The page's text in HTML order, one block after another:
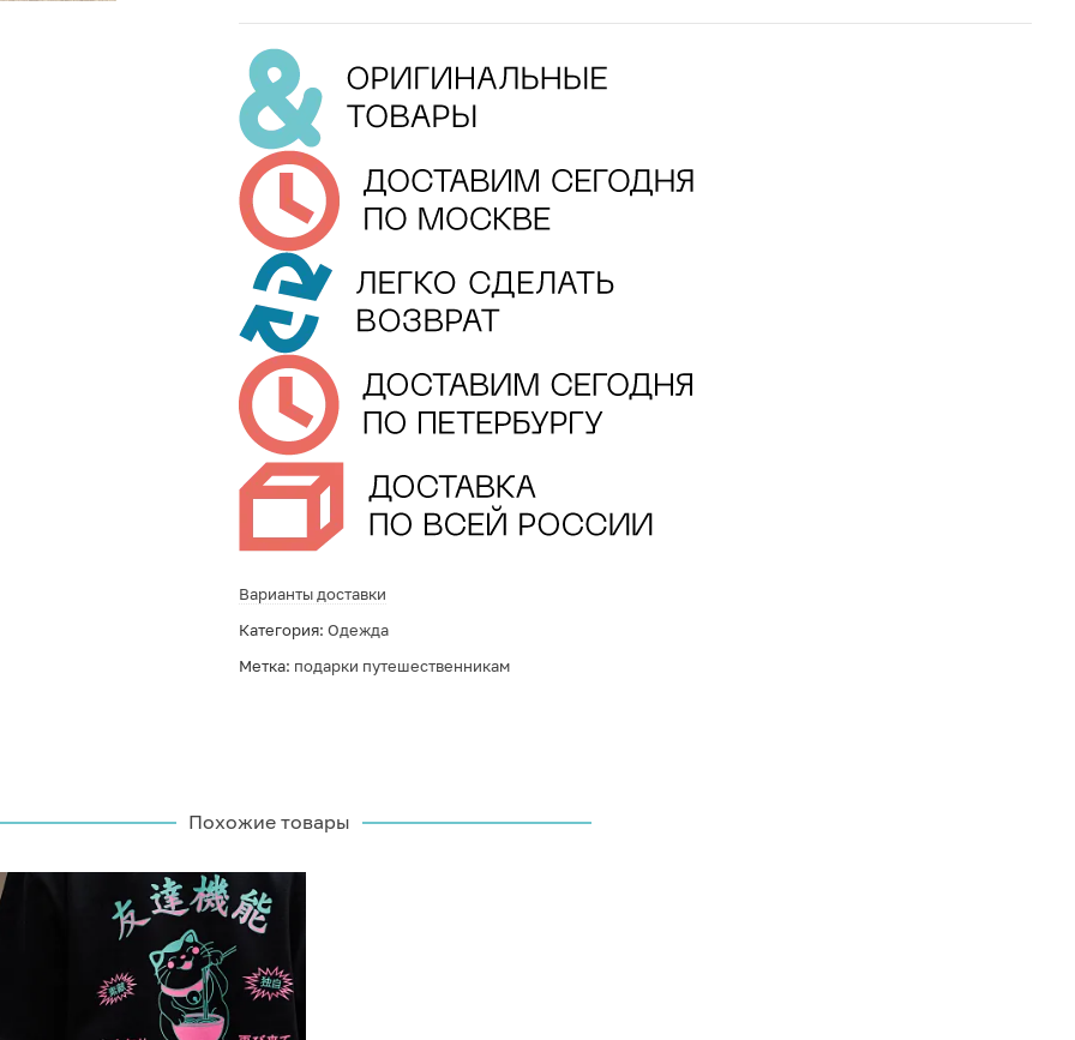
Варианты доставки
Категория: Одежда
Метка: подарки путешественникам
Похожие товары